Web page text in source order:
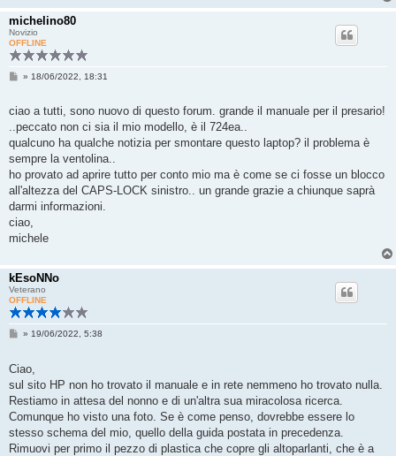
michelino80
Novizio
OFFLINE
M
s
a
g
g
i
o
» 18/06/2022, 18:31
ciao a tutti, sono nuovo di questo forum. grande il manuale per il presario!
..peccato non ci sia il mio modello, è il 724ea..
qualcuno ha qualche notizia per smontare questo laptop? il problema è
sempre la ventolina..
ho provato ad aprire tutto per conto mio ma è come se ci fosse un blocco
all'altezza del CAPS-LOCK sinistro.. un grande grazie a chiunque saprà
darmi informazioni.
ciao,
michele
kEsoNNo
Veterano
OFFLINE
M
a
g
i
o
» 19/06/2022, 5:38
Ciao,
sul sito HP non ho trovato il manuale e in rete nemmeno ho trovato nulla.
Restiamo in attesa del nonno e di un'altra sua miracolosa ricerca.
Comunque ho visto una foto. Se è come penso, dovrebbe essere lo
stesso schema del mio, quello della guida postata in precedenza.
Rimuovi per primo il pezzo di plastica che copre gli altoparlanti, che è a